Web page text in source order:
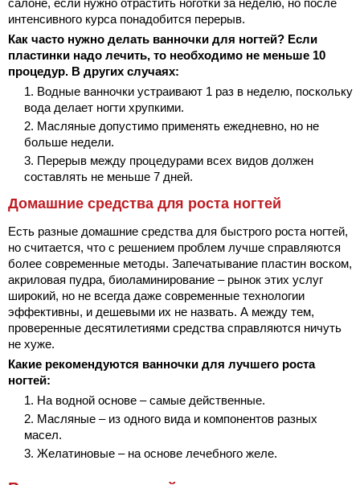
интенсивного курса понадобится перерыв.
Как часто нужно делать ванночки для ногтей? Если
пластинки надо лечить, то необходимо не меньше 10
процедур. В других случаях:
Водные ванночки устраивают 1 раз в неделю, поскольку
вода делает ногти хрупкими.
Масляные допустимо применять ежедневно, но не
больше недели.
Перерыв между процедурами всех видов должен
составлять не меньше 7 дней.
Домашние средства для роста ногтей
Есть разные домашние средства для быстрого роста ногтей,
но считается, что с решением проблем лучше справляются
более современные методы. Запечатывание пластин воском,
акриловая пудра, биоламинирование – рынок этих услуг
широкий, но не всегда даже современные технологии
эффективны, и дешевыми их не назвать. А между тем,
проверенные десятилетиями средства справляются ничуть
не хуже.
Какие рекомендуются ванночки для лучшего роста
ногтей:
На водной основе – самые действенные.
Масляные – из одного вида и компонентов разных
масел.
Желатиновые – на основе лечебного желе.